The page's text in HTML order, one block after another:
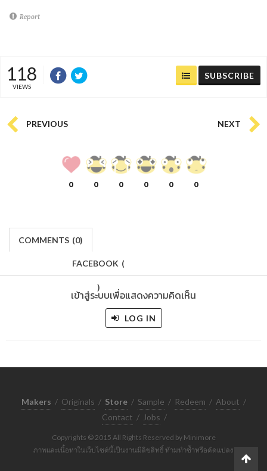
Report
118
VIEWS
SUBSCRIBE
PREVIOUS NEXT
0 0 0 0 0 0
COMMENTS (0)
FACEBOOK (
)
เข้าสู่ระบบเพื่อแสดงความคิดเห็น
LOG IN
Makers / Originals / Store / Sample / Redeem / About /
Contact / Jobs /
Copyrights © 2015 All Rights Reserved by Minimore
ภาพและเนื้อหาในเว็บไซต์นี้เป็นงานมีลิขสิทธิ์ ห้ามทำซ้ำหรือดัดแปลง